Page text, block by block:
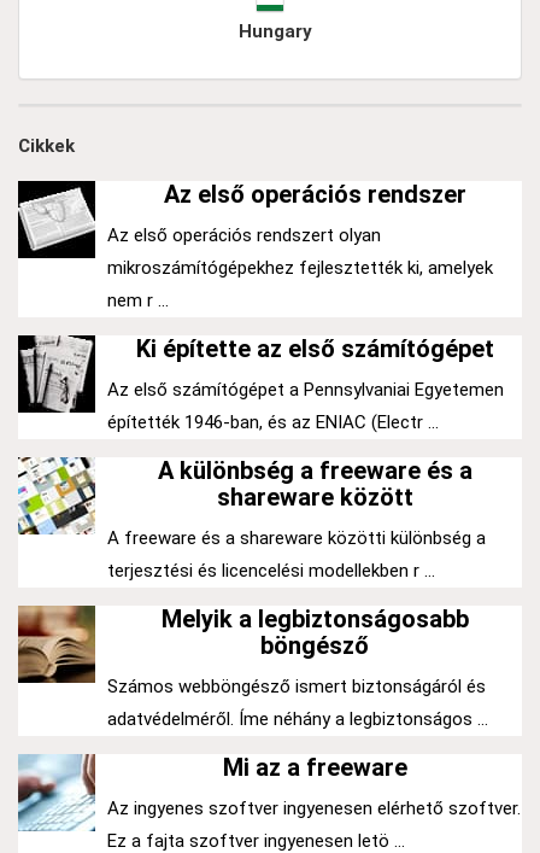
Hungary
Cikkek
Az első operációs rendszer
Az első operációs rendszert olyan
mikroszámítógépekhez fejlesztették ki, amelyek
nem r ...
Ki építette az első számítógépet
Az első számítógépet a Pennsylvaniai Egyetemen
építették 1946-ban, és az ENIAC (Electr ...
A különbség a freeware és a
shareware között
A freeware és a shareware közötti különbség a
terjesztési és licencelési modellekben r ...
Melyik a legbiztonságosabb
böngésző
Számos webböngésző ismert biztonságáról és
adatvédelméről. Íme néhány a legbiztonságos ...
Mi az a freeware
Az ingyenes szoftver ingyenesen elérhető szoftver.
Ez a fajta szoftver ingyenesen letö ...